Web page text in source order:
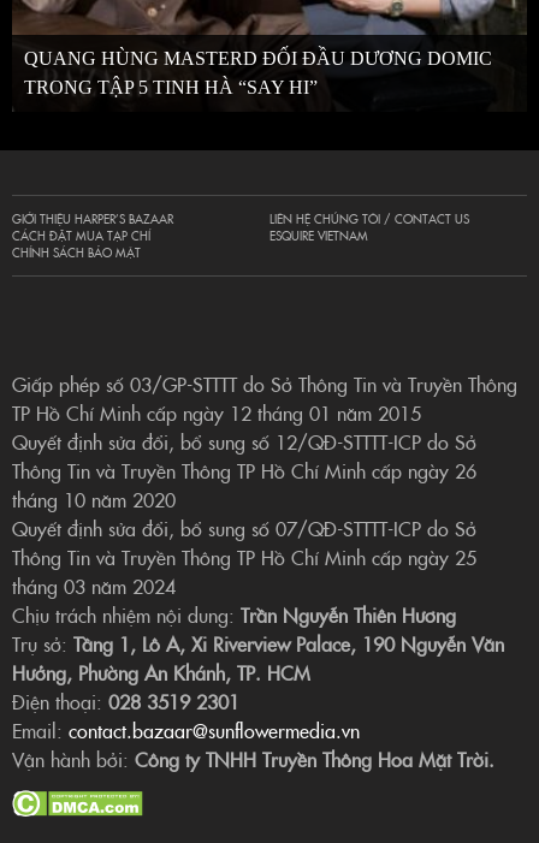
QUANG HÙNG MASTERD ĐỐI ĐẦU DƯƠNG DOMIC
TRONG TẬP 5 TINH HÀ “SAY HI”
GIỚI THIỆU HARPER’S BAZAAR
CÁCH ĐẶT MUA TẠP CHÍ
CHÍNH SÁCH BẢO MẬT
LIÊN HỆ CHÚNG TÔI / CONTACT US
ESQUIRE VIETNAM
Giấp phép số 03/GP-STTTT do Sở Thông Tin và Truyền Thông
TP Hồ Chí Minh cấp ngày 12 tháng 01 năm 2015
Quyết định sửa đổi, bổ sung số 12/QĐ-STTTT-ICP do Sở
Thông Tin và Truyền Thông TP Hồ Chí Minh cấp ngày 26
tháng 10 năm 2020
Quyết định sửa đổi, bổ sung số 07/QĐ-STTTT-ICP do Sở
Thông Tin và Truyền Thông TP Hồ Chí Minh cấp ngày 25
tháng 03 năm 2024
Chịu trách nhiệm nội dung: Trần Nguyễn Thiên Hương
Trụ sở: Tầng 1, Lô A, Xi Riverview Palace, 190 Nguyễn Văn
Hưởng, Phường An Khánh, TP. HCM
Điện thoại: 028 3519 2301
Email: contact.bazaar@sunflowermedia.vn
Vận hành bởi: Công ty TNHH Truyền Thông Hoa Mặt Trời.